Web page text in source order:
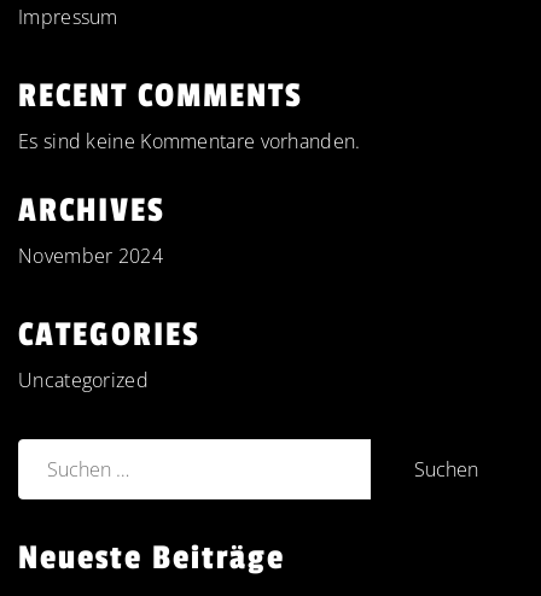
Impressum
RECENT COMMENTS
Es sind keine Kommentare vorhanden.
ARCHIVES
November 2024
CATEGORIES
Uncategorized
Suchen
nach:
Neueste Beiträge